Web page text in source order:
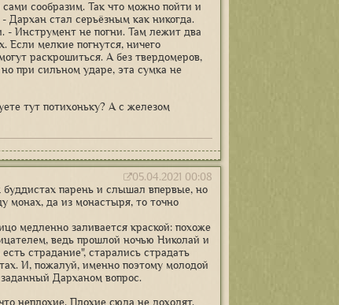
сообразим. Так что можно пойти и
Дархан стал серьёзным как никогда.
- Инструмент не погни. Там лежит два
Если мелкие погнутся, ничего
раскрошиться. А без твердомеров,
при сильном ударе, эта сумка не
тут потихоньку? А с железом
05.04.2021 00:08
буддистах парень и слышал впервые, но
монах, да из монастыря, то точно
медленно заливается краской: похоже
ведь прошлой ночью Николай и
страдание", старались страдать
И, пожалуй, именно поэтому молодой
Дарханом вопрос.
неплохие. Плохие сюда не доходят.